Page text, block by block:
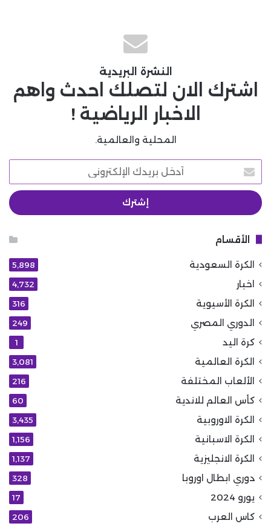
النشرة البريدية
اشترك الان لتصلك احدث واهم
الاخبار الرياضية !
المحلية والعالمية.
أدخل
بريدك
الإلكتروني
الأقسام
الكرة السعودية 5٬898
اخبار 4٬732
الكرة الأسيوية 316
الدوري المصري 249
كرة اليد 1
الكرة العالمية 3٬081
الألعاب المختلفة 216
كأس العالم للاندية 60
الكرة الاوروبية 3٬435
الكرة الاسبانية 1٬156
الكرة الانجليزية 1٬137
دوري ابطال اوروبا 328
يورو 2024 17
كاس العرب 206